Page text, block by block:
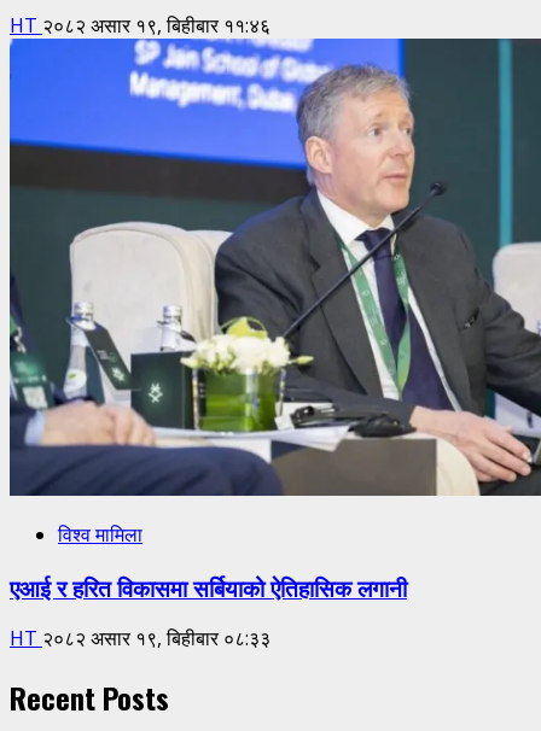
HT २०८२ असार १९, बिहीबार ११:४६
विश्व मामिला
एआई र हरित विकासमा सर्बियाको ऐतिहासिक लगानी
HT २०८२ असार १९, बिहीबार ०८:३३
Recent Posts